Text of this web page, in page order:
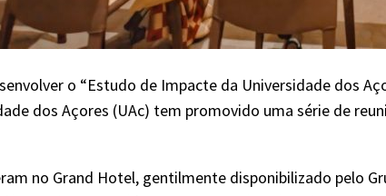
o “Estudo de Impacte da Universidade dos
dos Açores (UAc) tem promovido uma série de
no Grand Hotel, gentilmente disponibilizado pelo